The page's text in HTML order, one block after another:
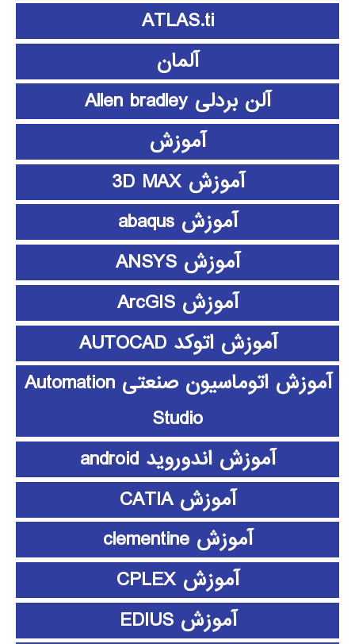
ATLAS.ti
آلمان
آلن بردلی Allen bradley
آموزش
آموزش 3D MAX
آموزش abaqus
آموزش ANSYS
آموزش ArcGIS
آموزش اتوکد AUTOCAD
آموزش اتوماسیون صنعتی Automation
Studio
آموزش اندوروید android
آموزش CATIA
آموزش clementine
آموزش CPLEX
آموزش EDIUS